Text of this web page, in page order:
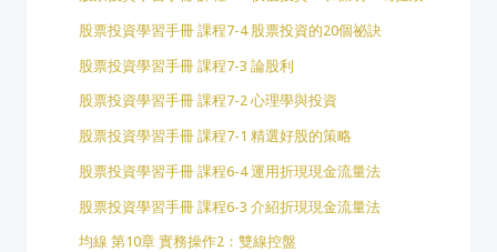
股票投資學習手冊 課程7-4 股票投資的20個祕訣
股票投資學習手冊 課程7-3 論股利
股票投資學習手冊 課程7-2 心理學與投資
股票投資學習手冊 課程7-1 精選好股的策略
股票投資學習手冊 課程6-4 運用折現現金流量法
股票投資學習手冊 課程6-3 介紹折現現金流量法
均線 第10章 實務操作2：雙線控盤